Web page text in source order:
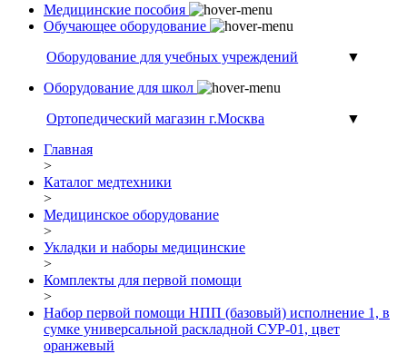
Медицинские пособия
Обучающее оборудование
Оборудование для учебных учреждений
▼
Оборудование для школ
Ортопедический магазин г.Москва
▼
Главная
>
Каталог медтехники
>
Медицинское оборудование
>
Укладки и наборы медицинские
>
Комплекты для первой помощи
>
Набор первой помощи НПП (базовый) исполнение 1, в
сумке универсальной раскладной СУР-01, цвет
оранжевый